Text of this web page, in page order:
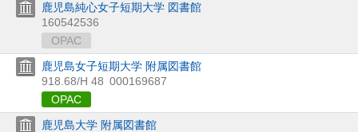
鹿児島純心女子短期大学 図書館
160542536
OPAC
鹿児島女子短期大学 附属図書館
918.68/H 48 000169687
OPAC
鹿児島大学 附属図書館